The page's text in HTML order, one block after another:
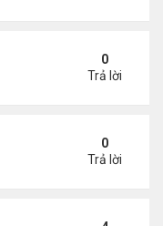
New York
0
Trả lời
đất Âu
0
Trả lời